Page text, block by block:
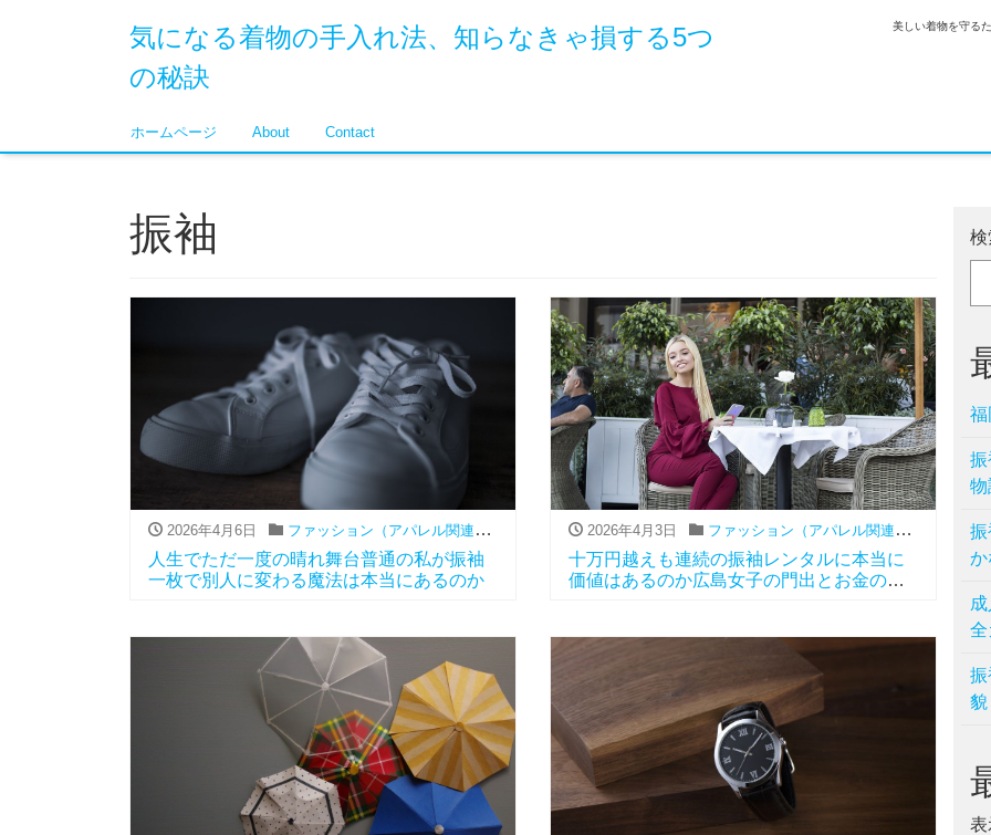
気になる着物の手入れ法、知らなきゃ損する5つ
の秘訣
美しい着物を守る
ホームページ About Contact
振袖
2026年4月6日 ファッション（アパレル関連） , 振袖
人生でただ一度の晴れ舞台普通の私が振袖
一枚で別人に変わる魔法は本当にあるのか
2026年4月3日 ファッション（アパレル関連） , レンタル,
十万円越えも連続の振袖レンタルに本当に
価値はあるのか広島女子の門出とお金のリ
検
福
振
物
振
か
全
振
貌
表